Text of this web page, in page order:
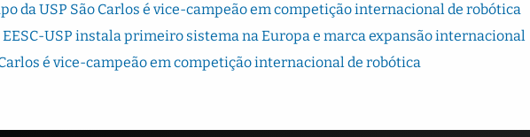
da USP São Carlos é vice-campeão em competição internacional de robótica
USP instala primeiro sistema na Europa e marca expansão internacional
é vice-campeão em competição internacional de robótica